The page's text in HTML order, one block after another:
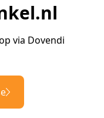
via Dovendi